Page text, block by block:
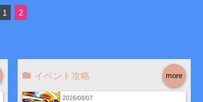
1 2
more
イベント攻略
2026/08/07